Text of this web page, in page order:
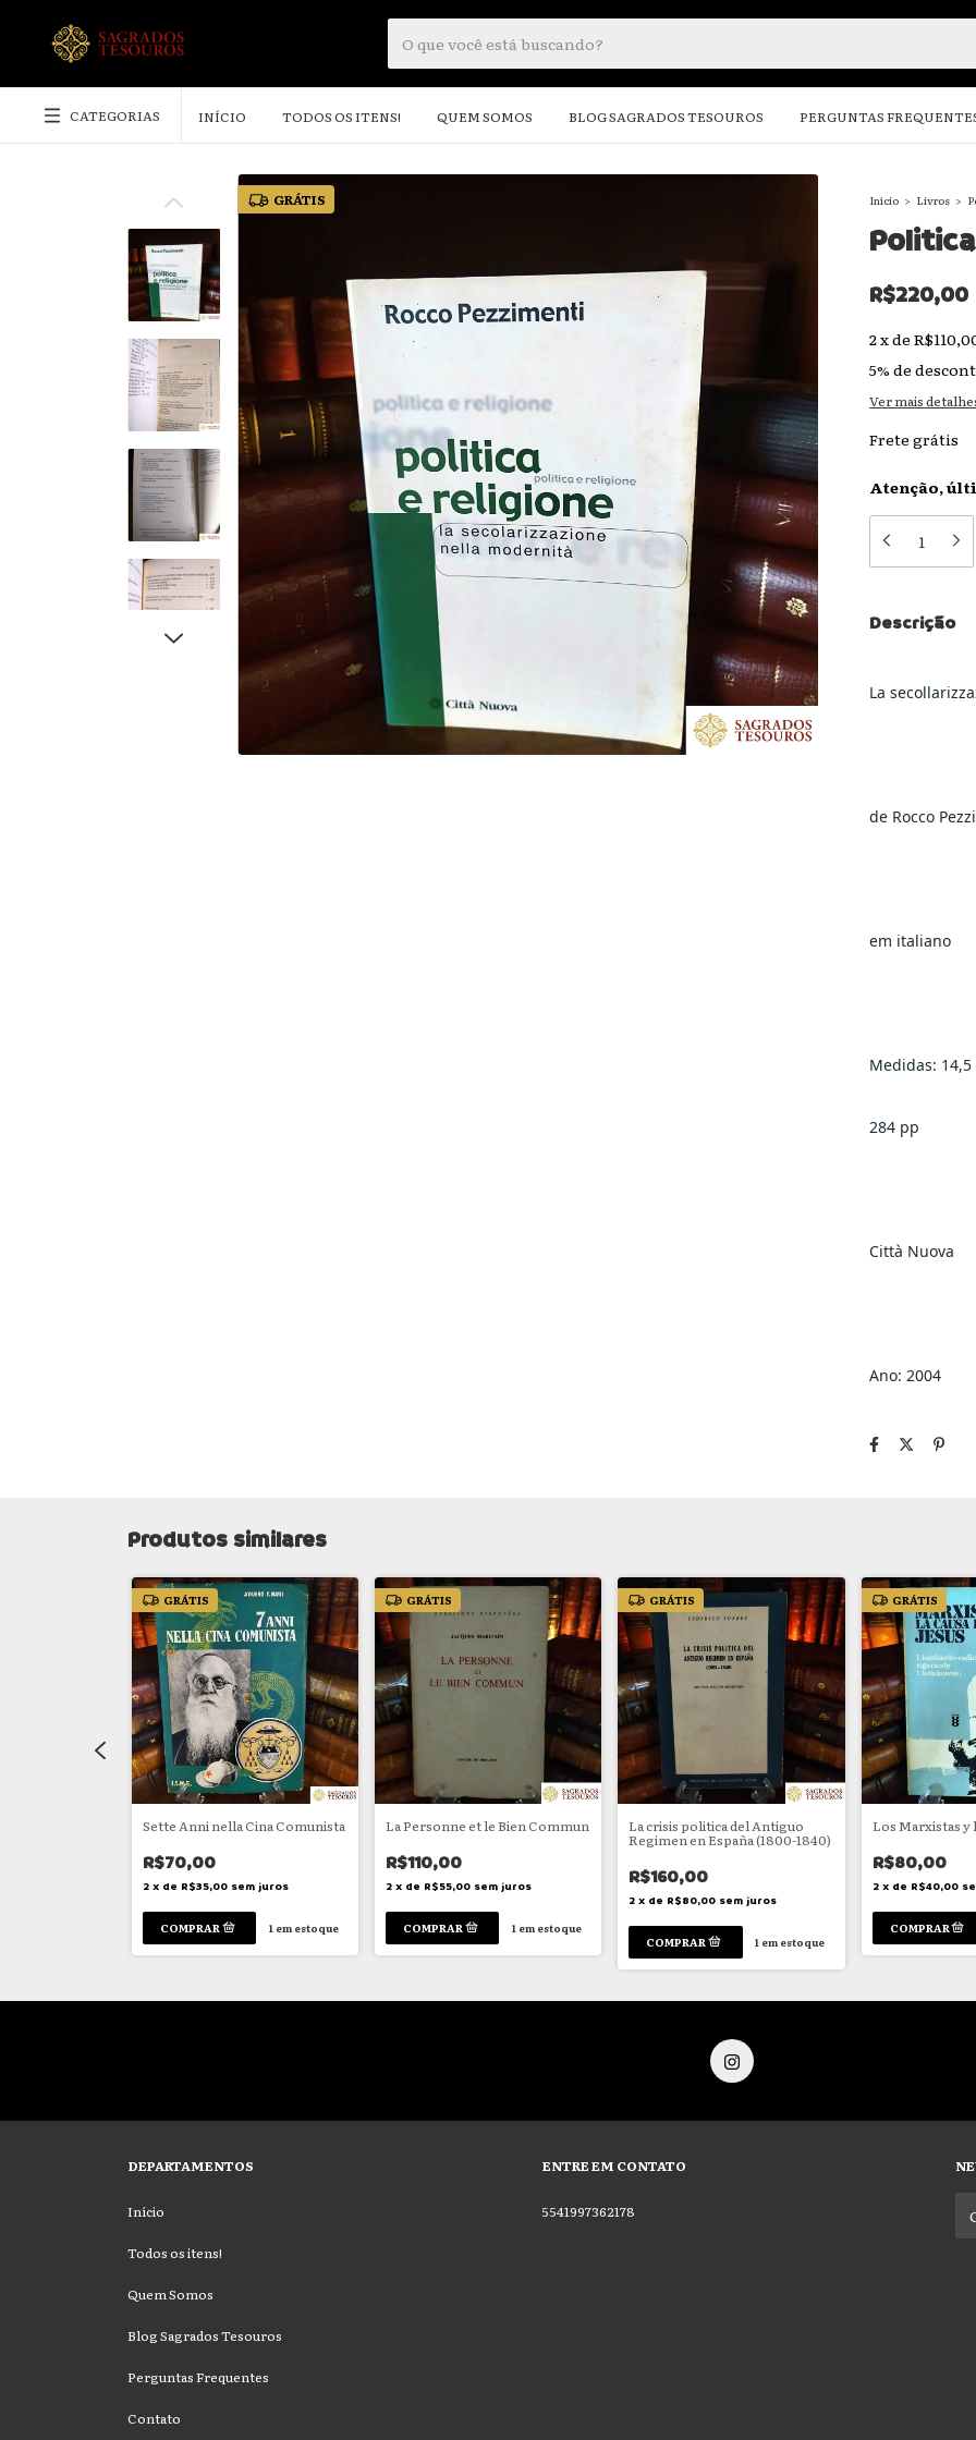
CATEGORIAS INÍCIO TODOS OS ITENS! QUEM SOMOS BLOG SAGRADOS TESOUROS PERGUNTAS
GRÁTIS Início > Livros >
R$220,00
2xde
5% de
Ver mais
Frete grátis
Atenção,
Descrição
La
de Rocco
em italiano
Medidas: 14,5
284 pp
Città Nuova
Ano: 2004
Produtos similares
GRÁTIS
Sette Anni nella Cina Comunista
R$70,00
2 x de R$35,00 sem juros
1em estoque
GRÁTIS
La Personne et le Bien Commun
R$110,00
2 x de R$55,00 sem juros
1em estoque
GRÁTIS
La crisis politica del Antiguo
Regimen en España (1800-1840)
R$160,00
2 x de R$80,00 sem juros
1 em estoque
GRÁTIS
Los Marxistas y
R$80,00
2 x de R$40,00
DEPARTAMENTOS
Início
Todos os itens!
Quem Somos
Blog Sagrados Tesouros
Perguntas Frequentes
Contato
ENTRE EM CONTATO
5541997362178